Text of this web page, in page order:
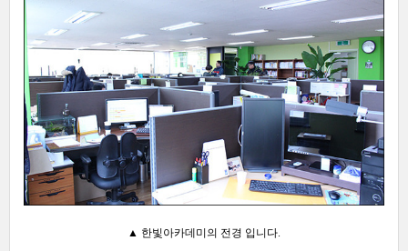
▲ 한빛아카데미의 전경 입니다.